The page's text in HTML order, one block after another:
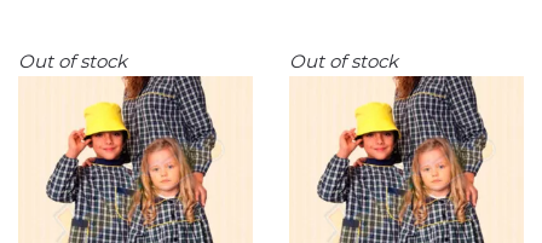
Out of stock Out of stock